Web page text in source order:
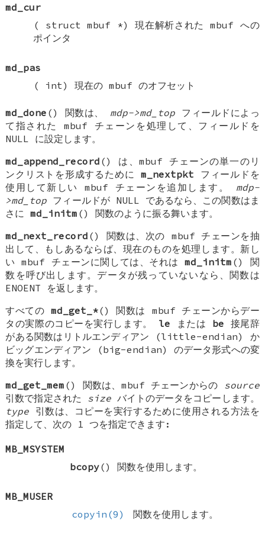
md_cur
( struct mbuf *) 現在解析された mbuf への
ポインタ
md_pas
(
int ) 現在の mbuf のオフセット
md_done () 関数は、 mdp->md_top フィールドによっ
て指された mbuf チェーンを処理して、フィールドを
NULL
に設定します。
md_append_record () は、mbuf チェーンの単一のリ
ンクリストを形成するためにm_nextpkt フィールドを
使用して新しい mbuf チェーンを追加します。 mdp-
>md_top フィールドが NULL であるなら、この関数はま
さにmd_initm () 関数のように振る舞います。
md_next_record () 関数は、次の mbuf チェーンを抽
出して、もしあるならば、現在のものを処理します。新し
い mbuf チェーンに関しては、それはmd_initm () 関
数を呼び出します。データが残っていないなら、関数は
ENOENT を返します。
すべての md_get_*() 関数は mbuf チェーンからデー
タの実際のコピーを実行します。 le または be 接尾辞
がある関数はリトルエンディアン (little-endian) か
ビッグエンディアン (big-endian) のデータ形式への変
換を実行します。
md_get_mem () 関数は、mbuf チェーンからの source
引数で指定された sizeバイトのデータをコピーします。
type 引数は、コピーを実行するために使用される方法を
指定して、次の 1 つを指定できます:
MB_MSYSTEM
bcopy() 関数を使用します。
MB_MUSER
copyin(9)
関数を使用します。